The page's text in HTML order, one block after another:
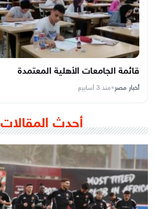
قائمة الجامعات الأهلية المعتمدة
أخبار مصر•منذ 3 أسابيع
أحدث المقالات